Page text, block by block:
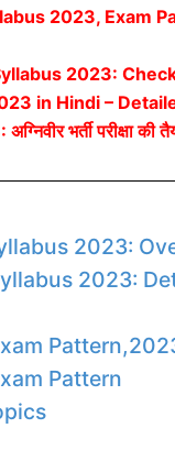
2023, Exam
2023:
in Hindi –
भर्ती परीक्षा की
2023:
2023:
Pattern